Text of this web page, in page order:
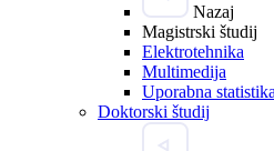
Nazaj
Magistrski študij
Elektrotehnika
Multimedija
Uporabna statistika
Doktorski študij